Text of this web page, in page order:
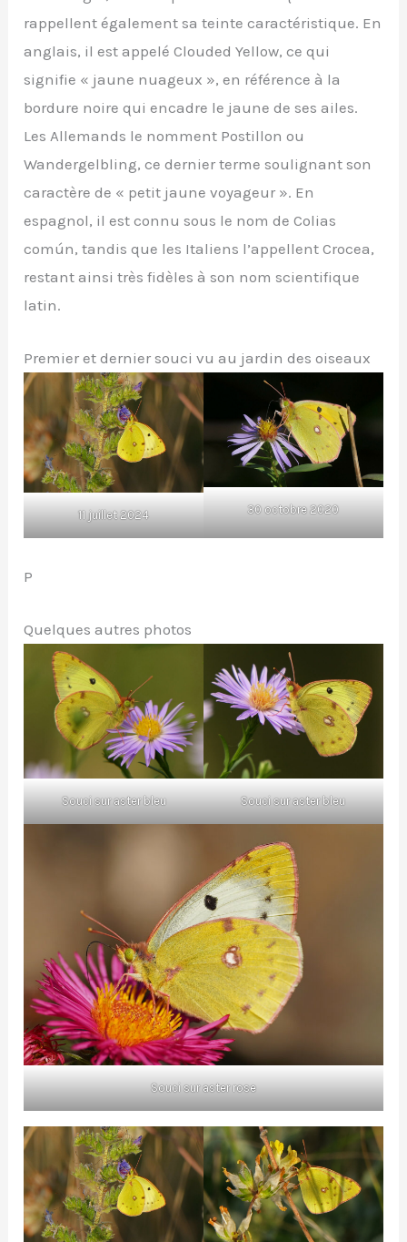
rappellent également sa teinte caractéristique. En
anglais, il est appelé Clouded Yellow, ce qui
signifie « jaune nuageux », en référence à la
bordure noire qui encadre le jaune de ses ailes.
Les Allemands le nomment Postillon ou
Wandergelbling, ce dernier terme soulignant son
caractère de « petit jaune voyageur ». En
espagnol, il est connu sous le nom de Colias
común, tandis que les Italiens l’appellent Crocea,
restant ainsi très fidèles à son nom scientifique
latin.
Premier et dernier souci vu au jardin des oiseaux
11 juillet 2024 30 octobre 2020
P
Quelques autres photos
Souci sur aster bleu Souci sur aster bleu
Souci sur aster rose